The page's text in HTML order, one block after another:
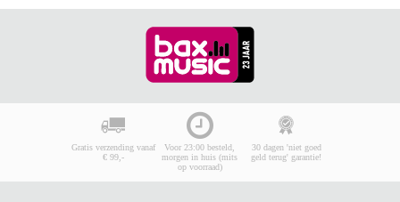
Gratis verzending vanaf
€ 99,-
Voor 23:00 besteld,
morgen in huis (mits
op voorraad)
30 dagen 'niet goed
geld terug' garantie!